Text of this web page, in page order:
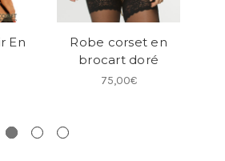
En
Robe corset en
brocart doré
75,00€